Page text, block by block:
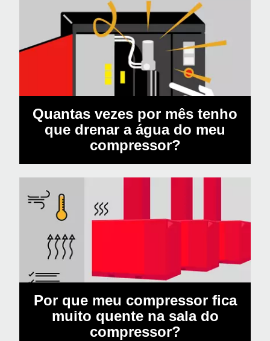
Quantas vezes por mês tenho
que drenar a água do meu
compressor?
Por que meu compressor fica
muito quente na sala do
compressor?